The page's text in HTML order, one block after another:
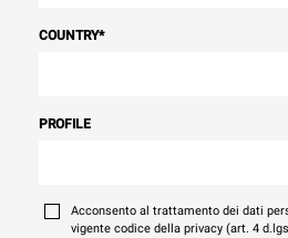
COUNTRY*
PROFILE
Acconsento al trattamento dei dati
vigente codice della privacy (art. 4